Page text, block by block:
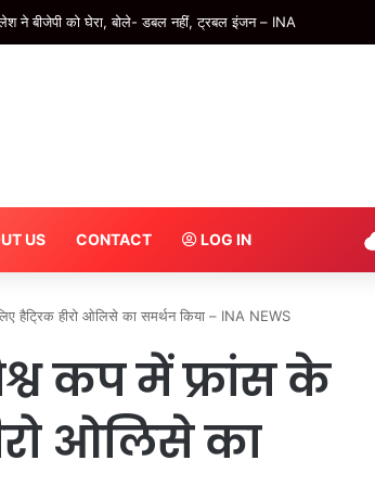
ने बीजेपी को घेरा, बोले- डबल नहीं, ट्रबल इंजन – INA
US CONTACT LOG IN
हीरो ओलिसे का समर्थन किया – INA NEWS
कप में फ्रांस के
ओलिसे का